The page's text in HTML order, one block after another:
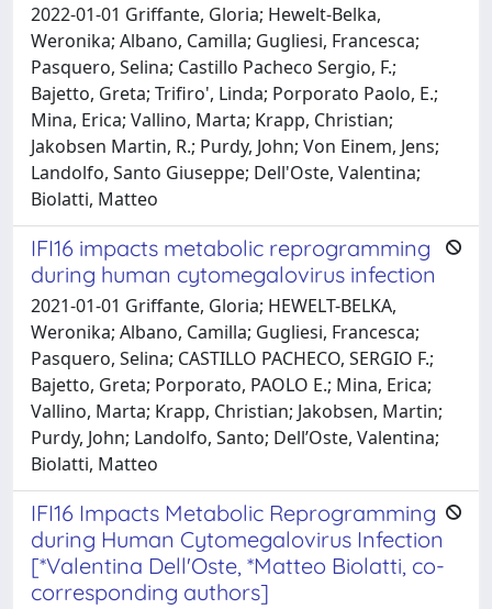
2022-01-01 Griffante, Gloria; Hewelt-Belka,
Weronika; Albano, Camilla; Gugliesi, Francesca;
Pasquero, Selina; Castillo Pacheco Sergio, F.;
Bajetto, Greta; Trifiro', Linda; Porporato Paolo, E.;
Mina, Erica; Vallino, Marta; Krapp, Christian;
Jakobsen Martin, R.; Purdy, John; Von Einem, Jens;
Landolfo, Santo Giuseppe; Dell'Oste, Valentina;
Biolatti, Matteo
IFI16 impacts metabolic reprogramming
during human cytomegalovirus infection
2021-01-01 Griffante, Gloria; HEWELT-BELKA,
Weronika; Albano, Camilla; Gugliesi, Francesca;
Pasquero, Selina; CASTILLO PACHECO, SERGIO F.;
Bajetto, Greta; Porporato, PAOLO E.; Mina, Erica;
Vallino, Marta; Krapp, Christian; Jakobsen, Martin;
Purdy, John; Landolfo, Santo; Dell’Oste, Valentina;
Biolatti, Matteo
IFI16 Impacts Metabolic Reprogramming
during Human Cytomegalovirus Infection
[*Valentina Dell'Oste, *Matteo Biolatti, co-
corresponding authors]